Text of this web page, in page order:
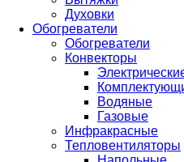
Духовки
Обогреватели
Обогреватели
Конвекторы
Водяные
Газовые
Инфракрасные
Тепловентиляторы